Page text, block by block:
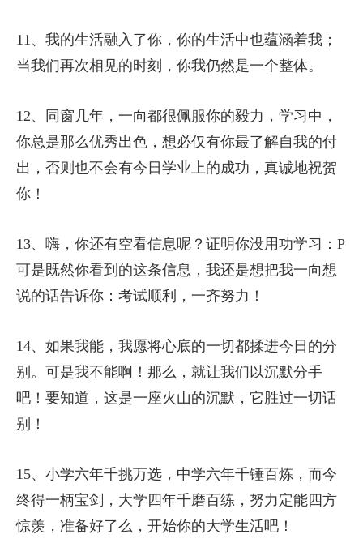
11、我的生活融入了你，你的生活中也蕴涵着我；
当我们再次相见的时刻，你我仍然是一个整体。
12、同窗几年，一向都很佩服你的毅力，学习中，
你总是那么优秀出色，想必仅有你最了解自我的付
出，否则也不会有今日学业上的成功，真诚地祝贺
你！
13、嗨，你还有空看信息呢？证明你没用功学习：P
可是既然你看到的这条信息，我还是想把我一向想
说的话告诉你：考试顺利，一齐努力！
14、如果我能，我愿将心底的一切都揉进今日的分
别。可是我不能啊！那么，就让我们以沉默分手
吧！要知道，这是一座火山的沉默，它胜过一切话
别！
15、小学六年千挑万选，中学六年千锤百炼，而今
终得一柄宝剑，大学四年千磨百练，努力定能四方
惊羡，准备好了么，开始你的大学生活吧！